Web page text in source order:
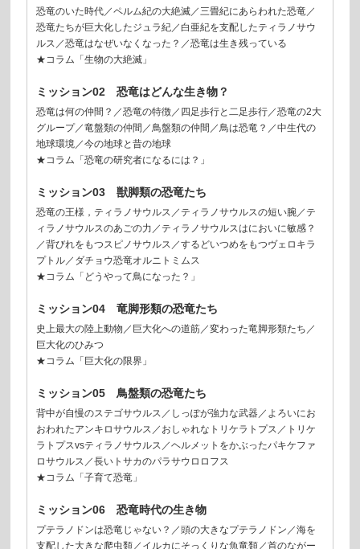
恐竜のいた時代／ペルム紀の大絶滅／三畳紀にあらわれた恐竜／
恐竜たちが巨大化したジュラ紀／白亜紀を支配したティラノサウ
ルス／恐竜はなぜいなくなった？／恐竜は生き残っている
★コラム「生物の大絶滅」
ミッション02 恐竜はどんな生き物？
恐竜は何の仲間？／恐竜の特徴／四足歩行と二足歩行／恐竜の2大
グループ／竜盤類の仲間／鳥盤類の仲間／鳥は恐竜？／中生代の
地球環境／今の地球と昔の地球
★コラム「恐竜の研究者になるには？」
ミッション03 獣脚類の恐竜たち
恐竜の王様，ティラノサウルス／ティラノサウルスの短い腕／テ
ィラノサウルスのあごの力／ティラノサウルスはにおいに敏感？
／背びれをもつスピノサウルス／するどいつめをもつヴェロキラ
プトル／ダチョウ恐竜オルニトミムス
★コラム「どうやって鳥になった？」
ミッション04 竜脚形類の恐竜たち
史上最大の陸上動物／巨大化への道筋／変わった竜脚形類たち／
巨大化のひみつ
★コラム「巨大化の限界」
ミッション05 鳥盤類の恐竜たち
背中が自慢のステゴサウルス／しっぽが強力な武器／よろいにお
おわれたアンキロサウルス／おしゃれなトリケラトプス／トリケ
ラトプスvsティラノサウルス／ヘルメットをかぶったパキケファ
ロサウルス／長いトサカのパラサウロロフス
★コラム「子育て恐竜」
ミッション06 恐竜時代の生き物
プテラノドンは恐竜じゃない？／頭の大きなプテラノドン／海を
支配した大きな爬虫類／イルカにそっくりな魚竜類／首のながー